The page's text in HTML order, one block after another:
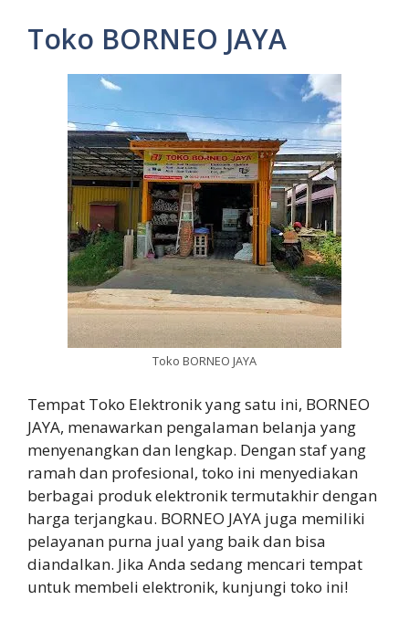
Toko BORNEO JAYA
Toko BORNEO JAYA
Tempat Toko Elektronik yang satu ini, BORNEO
JAYA, menawarkan pengalaman belanja yang
menyenangkan dan lengkap. Dengan staf yang
ramah dan profesional, toko ini menyediakan
berbagai produk elektronik termutakhir dengan
harga terjangkau. BORNEO JAYA juga memiliki
pelayanan purna jual yang baik dan bisa
diandalkan. Jika Anda sedang mencari tempat
untuk membeli elektronik, kunjungi toko ini!